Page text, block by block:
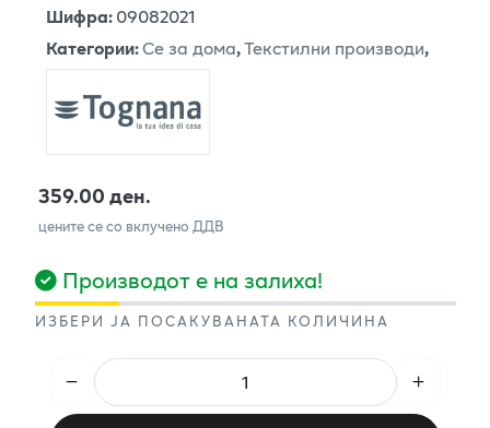
Шифра:09082021
Категории:Се за дома,Текстилни производи,
359.00 ден.
цените се со вклучено ДДВ
Производот е на залиха!
ИЗБЕРИ ЈА ПОСАКУВАНАТА КОЛИЧИНА